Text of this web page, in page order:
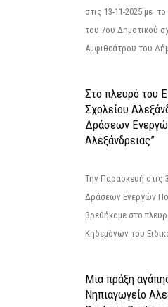
στις 13-11-2025 με
του 7ου Δημοτικού
Αμφιθεάτρου του
Στο πλευρό του
Σχολείου
Δράσεων
Αλεξάνδρειας”
Την Παρασκευή
Δράσεων Ενεργών
βρεθήκαμε στο
Κηδεμόνων του
Μια πράξη
Νηπιαγωγείο